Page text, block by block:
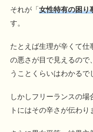
それが「女性特有の困り
す。
たとえば生理が辛くて仕
の悪さが目で見えるので
うことくらいはわかるで
しかしフリーランスの
トにはその辛さが伝わり